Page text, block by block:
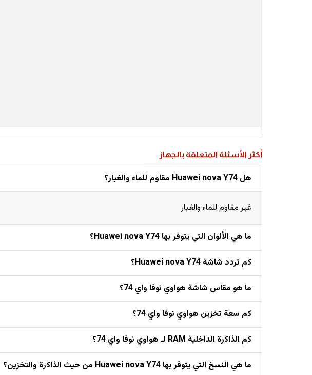
أكثر الأسئلة المتعلقة بالجهاز
هل Huawei nova Y74 مقاوم للماء والغبار؟
غير مقاوم للماء والغبار
ما هي الألوان التي يتوفر بها Huawei nova Y74؟
كم تردد شاشة Huawei nova Y74؟
ما هو مقاس شاشة هواوي نوفا واي 74؟
كم سعة تخزين هواوي نوفا واي 74؟
كم الذاكرة الداخلية RAM لـ هواوي نوفا واي 74؟
ما هي النسخ التي يتوفر بها Huawei nova Y74 من حيث الذاكرة والتخزين؟